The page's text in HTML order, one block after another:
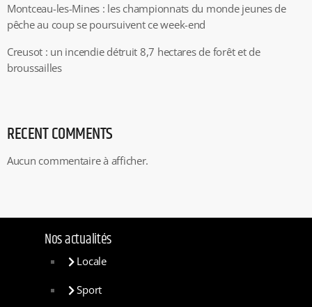
Montceau-les-Mines : les championnats du monde jeunes de
pêche au coup se poursuivent ce week-end
Creusot : un incendie détruit 8,7 hectares de forêt et de
broussailles
RECENT COMMENTS
Aucun commentaire à afficher.
Nos actualités
Locale
Sport